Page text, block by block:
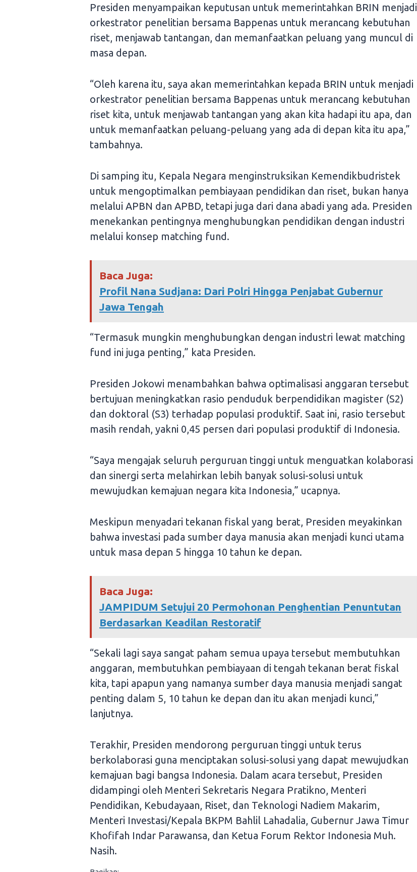
Presiden menyampaikan keputusan untuk memerintahkan BRIN menjadi
orkestrator penelitian bersama Bappenas untuk merancang kebutuhan
riset, menjawab tantangan, dan memanfaatkan peluang yang muncul di
masa depan.
“Oleh karena itu, saya akan memerintahkan kepada BRIN untuk menjadi
orkestrator penelitian bersama Bappenas untuk merancang kebutuhan
riset kita, untuk menjawab tantangan yang akan kita hadapi itu apa, dan
untuk memanfaatkan peluang-peluang yang ada di depan kita itu apa,”
tambahnya.
Di samping itu, Kepala Negara menginstruksikan Kemendikbudristek
untuk mengoptimalkan pembiayaan pendidikan dan riset, bukan hanya
melalui APBN dan APBD, tetapi juga dari dana abadi yang ada. Presiden
menekankan pentingnya menghubungkan pendidikan dengan industri
melalui konsep matching fund.
Baca Juga:
Profil Nana Sudjana: Dari Polri Hingga Penjabat Gubernur
Jawa Tengah
“Termasuk mungkin menghubungkan dengan industri lewat matching
fund ini juga penting,” kata Presiden.
Presiden Jokowi menambahkan bahwa optimalisasi anggaran tersebut
bertujuan meningkatkan rasio penduduk berpendidikan magister (S2)
dan doktoral (S3) terhadap populasi produktif. Saat ini, rasio tersebut
masih rendah, yakni 0,45 persen dari populasi produktif di Indonesia.
“Saya mengajak seluruh perguruan tinggi untuk menguatkan kolaborasi
dan sinergi serta melahirkan lebih banyak solusi-solusi untuk
mewujudkan kemajuan negara kita Indonesia,” ucapnya.
Meskipun menyadari tekanan fiskal yang berat, Presiden meyakinkan
bahwa investasi pada sumber daya manusia akan menjadi kunci utama
untuk masa depan 5 hingga 10 tahun ke depan.
Baca Juga:
JAMPIDUM Setujui 20 Permohonan Penghentian Penuntutan
Berdasarkan Keadilan Restoratif
“Sekali lagi saya sangat paham semua upaya tersebut membutuhkan
anggaran, membutuhkan pembiayaan di tengah tekanan berat fiskal
kita, tapi apapun yang namanya sumber daya manusia menjadi sangat
penting dalam 5, 10 tahun ke depan dan itu akan menjadi kunci,”
lanjutnya.
Terakhir, Presiden mendorong perguruan tinggi untuk terus
berkolaborasi guna menciptakan solusi-solusi yang dapat mewujudkan
kemajuan bagi bangsa Indonesia. Dalam acara tersebut, Presiden
didampingi oleh Menteri Sekretaris Negara Pratikno, Menteri
Pendidikan, Kebudayaan, Riset, dan Teknologi Nadiem Makarim,
Menteri Investasi/Kepala BKPM Bahlil Lahadalia, Gubernur Jawa Timur
Khofifah Indar Parawansa, dan Ketua Forum Rektor Indonesia Muh.
Nasih.